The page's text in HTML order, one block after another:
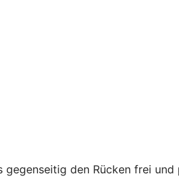
den Rücken frei